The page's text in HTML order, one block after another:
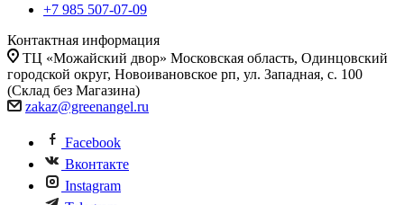
+7 985 507-07-09
Контактная информация
ТЦ «Можайский двор» Московская область, Одинцовский
городской округ, Новоивановское рп, ул. Западная, с. 100
(Склад без Магазина)
zakaz@greenangel.ru
Facebook
Вконтакте
Instagram